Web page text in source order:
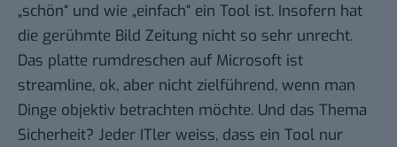
„schön“ und wie „einfach“ ein Tool ist. Insofern hat
die gerühmte Bild Zeitung nicht so sehr unrecht.
Das platte rumdreschen auf Microsoft ist
streamline, ok, aber nicht zielführend, wenn man
Dinge objektiv betrachten möchte. Und das Thema
Sicherheit? Jeder ITler weiss, dass ein Tool nur